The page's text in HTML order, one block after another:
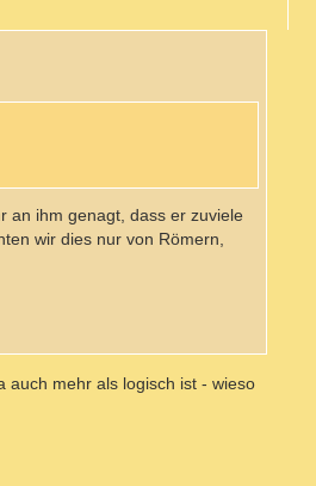
an ihm genagt, dass er zuviele
wir dies nur von Römern,
auch mehr als logisch ist - wieso